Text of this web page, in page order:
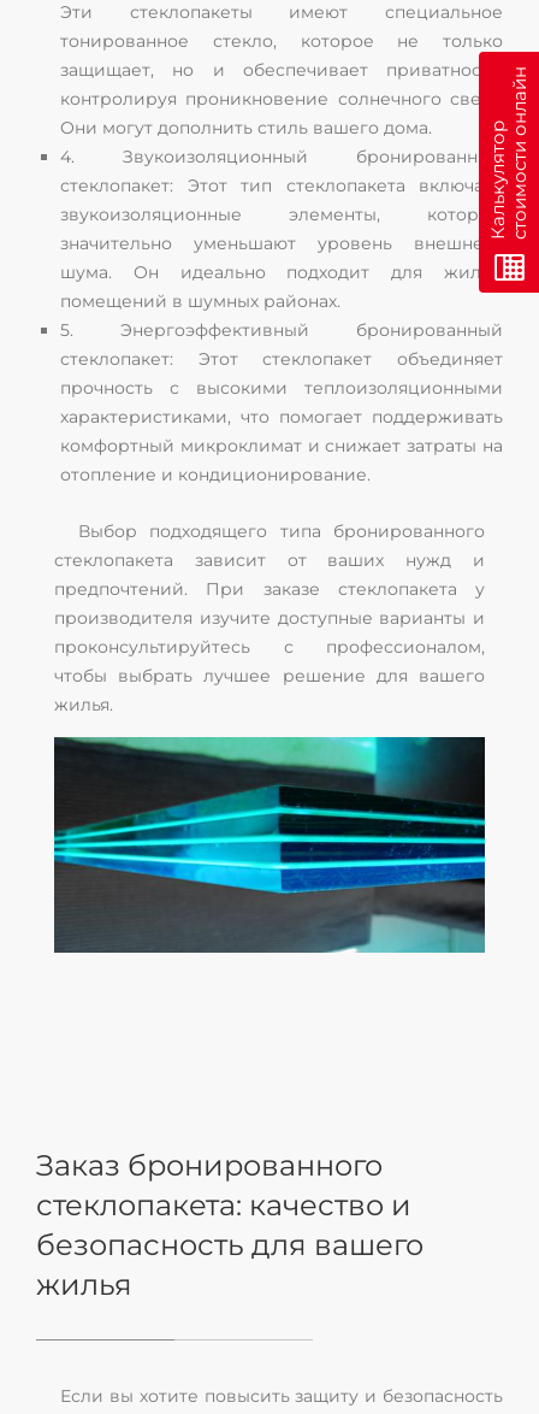
Эти стеклопакеты имеют специальное
тонированное стекло, которое не только
защищает, но и обеспечивает приватность,
контролируя проникновение солнечного света.
Они могут дополнить стиль вашего дома.
4. Звукоизоляционный бронированный
стеклопакет: Этот тип стеклопакета включает
звукоизоляционные элементы, которые
значительно уменьшают уровень внешнего
шума. Он идеально подходит для жилых
помещений в шумных районах.
5. Энергоэффективный бронированный
стеклопакет: Этот стеклопакет объединяет
прочность с высокими теплоизоляционными
характеристиками, что помогает поддерживать
комфортный микроклимат и снижает затраты на
отопление и кондиционирование.
Выбор подходящего типа бронированного
стеклопакета зависит от ваших нужд и
предпочтений. При заказе стеклопакета у
производителя изучите доступные варианты и
проконсультируйтесь с профессионалом,
чтобы выбрать лучшее решение для вашего
жилья.
Заказ бронированного
стеклопакета: качество и
безопасность для вашего
жилья
Если вы хотите повысить защиту и безопасность
К
а
л
ь
к
у
л
я
т
о
р
с
т
о
и
м
о
с
т
и
о
н
л
а
йн